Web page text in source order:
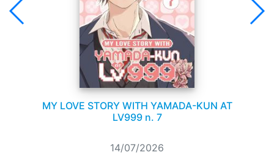
MY LOVE STORY WITH YAMADA-KUN AT
LV999 n. 7
14/07/2026